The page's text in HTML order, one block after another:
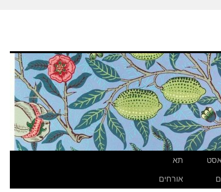
תא
אורחים